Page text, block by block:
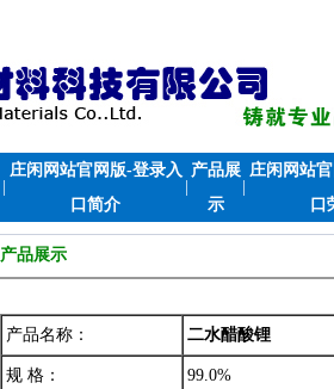
庄闲网站官网版-登录入
口简介
产品展
示
庄闲网站
口
产品展示
产品名称： 二水醋酸锂
规 格： 99.0%